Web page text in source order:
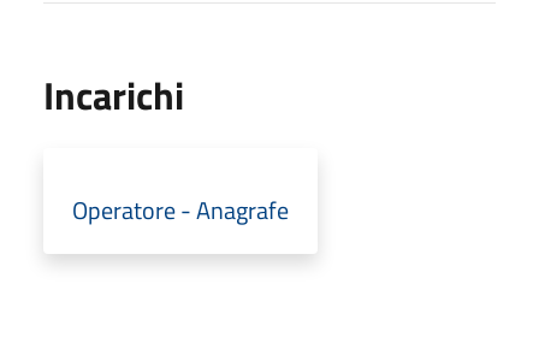
Incarichi
Operatore - Anagrafe